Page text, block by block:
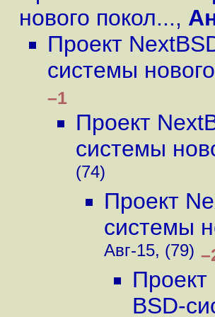
нового покол...,
Проект
системы
–1
Проект
системы
(74)
Проект
системы
Авг-15, (79)
Проект
BSD-